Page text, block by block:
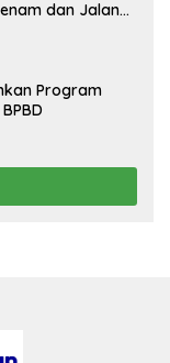
dan Jalan
Program